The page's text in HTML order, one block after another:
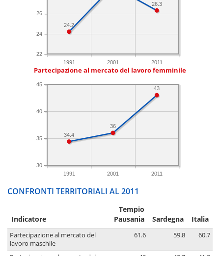
1991 2001 2011
22
24
26
26.3
24.2
Partecipazione al mercato del lavoro femminile
1991 2001 2011
30
35
40
45
43
36
34.4
CONFRONTI TERRITORIALI AL 2011
Indicatore
Tempio
Pausania
Sardegna Italia
Partecipazione al mercato del
lavoro maschile
61.6 59.8 60.7